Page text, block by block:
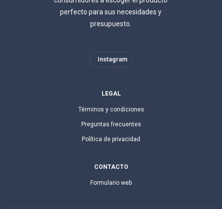
perfecto para sus necesidades y
presupuesto.
Instagram
LEGAL
Términos y condiciones
Preguntas frecuentes
Política de privacidad
CONTACTO
Formulario web